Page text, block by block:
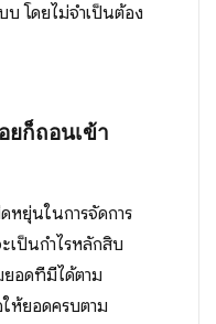
โดยไม่จำเป็นต้อง
ยก็ถอนเข้า
หยุ่นในการจัดการ
เป็นกำไรหลักสิบ
อดที่มีได้ตาม
ห้ยอดครบตาม